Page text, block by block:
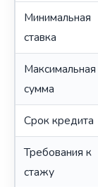
Минимальная
ставка
Максимальная
сумма
Срок кредита
Требования к
стажу